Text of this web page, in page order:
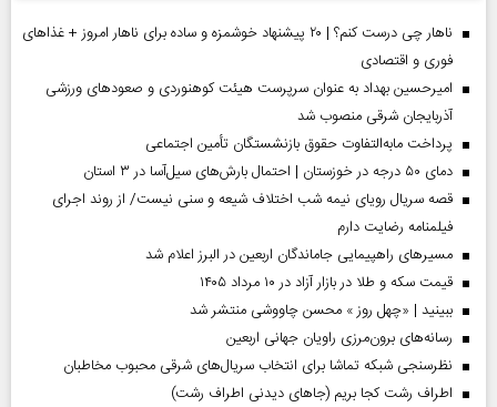
ناهار چی درست کنم؟ | ۲۰ پیشنهاد خوشمزه و ساده برای ناهار امروز + غذاهای
فوری و اقتصادی
امیرحسین بهداد به عنوان سرپرست هیئت کوهنوردی و صعودهای ورزشی
آذربایجان شرقی منصوب شد
پرداخت مابه‌التفاوت حقوق بازنشستگان تأمین اجتماعی
دمای ۵۰ درجه در خوزستان | احتمال بارش‌های سیل‌آسا در ۳ استان
قصه سریال رویای نیمه شب اختلاف شیعه و سنی نیست/ از روند اجرای
فیلمنامه رضایت دارم
مسیر‌های راهپیمایی جاماندگان اربعین در البرز اعلام شد
قیمت سکه و طلا در بازار آزاد در ۱۰ مرداد ۱۴۰۵
ببینید | «چهل روز » محسن چاووشی منتشر شد
رسانه‌های برون‌مرزی راویان جهانی اربعین
نظرسنجی شبکه تماشا برای انتخاب سریال‌های شرقی محبوب مخاطبان
اطراف رشت کجا بریم (جاهای دیدنی اطراف رشت)